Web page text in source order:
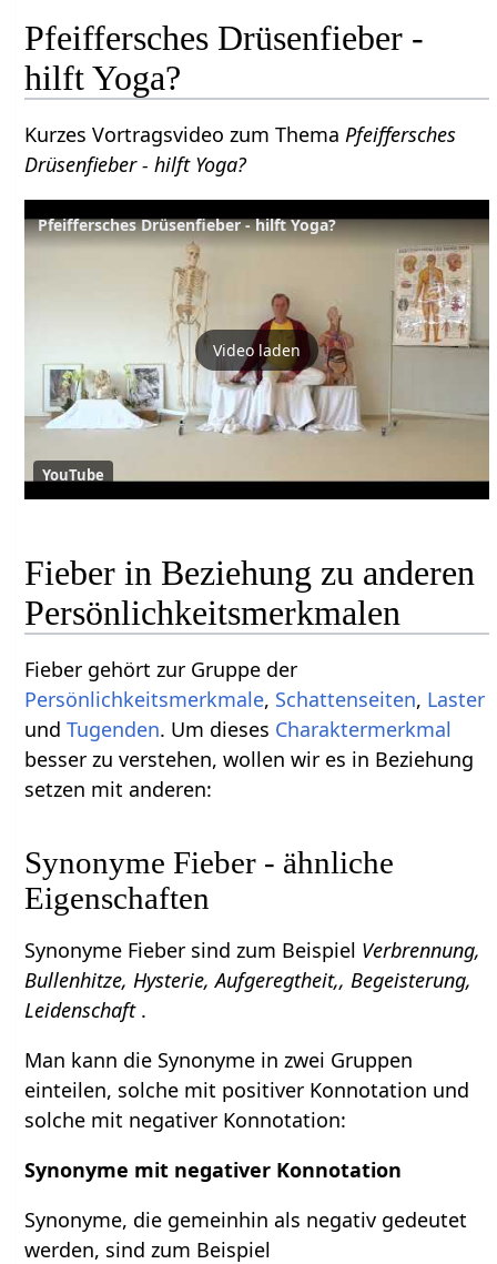
Pfeiffersches Drüsenfieber -
hilft Yoga?
Kurzes Vortragsvideo zum ThemaPfeiffersches
Drüsenfieber - hilft Yoga?
Pfeiffersches Drüsenfieber - hilft Yoga?
Video laden
YouTube
Fieber in Beziehung zu anderen
Persönlichkeitsmerkmalen
Fieber gehört zur Gruppe der
Persönlichkeitsmerkmale, Schattenseiten, Laster
undTugenden. Um dieses Charaktermerkmal
besser zu verstehen, wollen wir es in Beziehung
setzen mit anderen:
Synonyme Fieber - ähnliche
Eigenschaften
Synonyme Fieber sind zum Beispiel Verbrennung,
Bullenhitze, Hysterie, Aufgeregtheit,, Begeisterung,
Leidenschaft .
Man kann die Synonyme in zwei Gruppen
einteilen, solche mit positiver Konnotation und
solche mit negativer Konnotation:
Synonyme mit negativer Konnotation
Synonyme, die gemeinhin als negativ gedeutet
werden, sind zum Beispiel